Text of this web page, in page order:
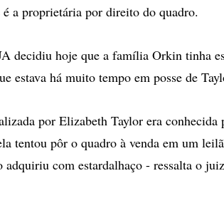
a proprietária por direito do quadro.
decidiu hoje que a família Orkin tinha
estava há muito tempo em posse de
por Elizabeth Taylor era conhecida
tentou pôr o quadro à venda em um
com estardalhaço - ressalta o